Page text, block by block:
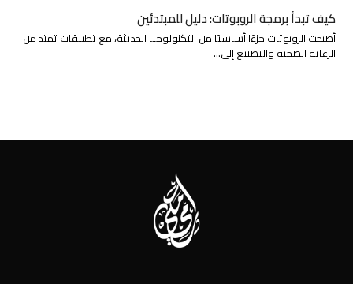
كيف تبدأ برمجة الروبوتات: دليل للمبتدئين
أصبحت الروبوتات جزءًا أساسيًا من التكنولوجيا الحديثة، مع تطبيقات تمتد من
الرعاية الصحية والتصنيع إلى…